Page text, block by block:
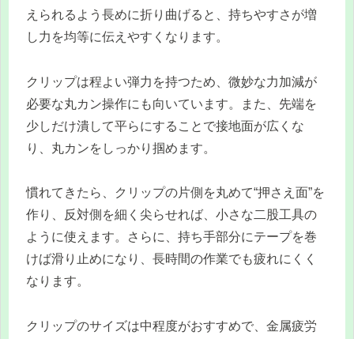
えられるよう長めに折り曲げると、持ちやすさが増
し力を均等に伝えやすくなります。
クリップは程よい弾力を持つため、微妙な力加減が
必要な丸カン操作にも向いています。また、先端を
少しだけ潰して平らにすることで接地面が広くな
り、丸カンをしっかり掴めます。
慣れてきたら、クリップの片側を丸めて“押さえ面”を
作り、反対側を細く尖らせれば、小さな二股工具の
ように使えます。さらに、持ち手部分にテープを巻
けば滑り止めになり、長時間の作業でも疲れにくく
なります。
クリップのサイズは中程度がおすすめで、金属疲労